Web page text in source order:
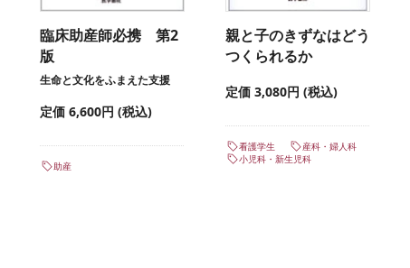
臨床助産師必携 第2
版
生命と文化をふまえた支援
定価 6,600円 (税込)
助産
親と子のきずなはどう
つくられるか
定価 3,080円 (税込)
看護学生
産科・婦人科
小児科・新生児科